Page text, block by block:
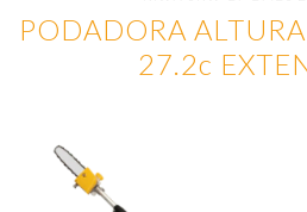
PODADORA
27.2c